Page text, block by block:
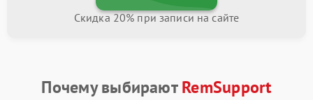
Скидка 20% при записи на сайте
Почему выбираютRemSupport